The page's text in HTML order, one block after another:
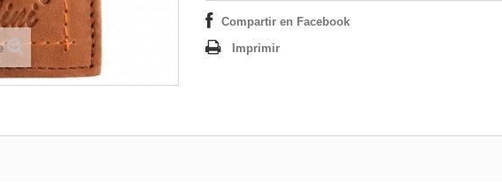
Compartir en Facebook
Imprimir